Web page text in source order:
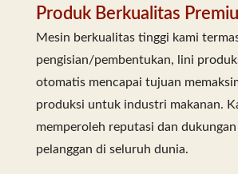
Produk Berkualitas
Mesin berkualitas tinggi kami
pengisian/pembentukan, lini
otomatis mencapai tujuan
produksi untuk industri makanan.
memperoleh reputasi dan
pelanggan di seluruh dunia.